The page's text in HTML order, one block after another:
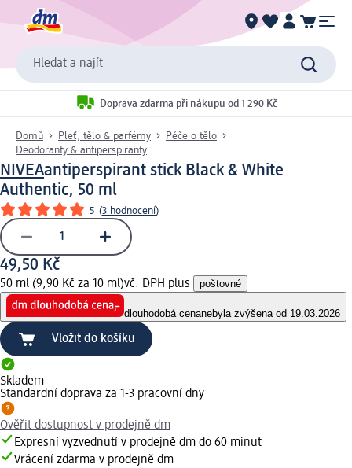
Hledat a najít
Doprava zdarma při nákupu od 1 290 Kč
Domů Pleť, tělo & parfémy
Péče o tělo
Deodoranty & antiperspiranty
NIVEAantiperspirant stick Black & White
Authentic, 50 ml
5 (3 hodnocení)
49,50 Kč
50 ml (9,90 Kč za 10 ml)vč. DPH plus poštovné
dlouhodobá cenanebyla zvýšena od 19.03.2026
Vložit do košíku
Skladem
Standardní doprava za 1-3 pracovní dny
Ověřit dostupnost v prodejně dm
Expresní vyzvednutí v prodejně dm do 60 minut
Vrácení zdarma v prodejně dm